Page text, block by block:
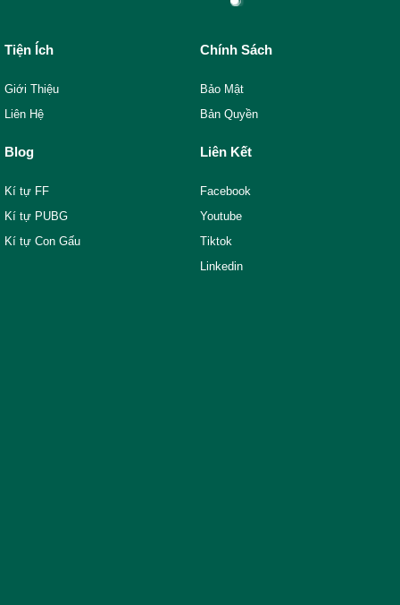
Tiện Ích
Giới Thiệu
Liên Hệ
Chính Sách
Bảo Mật
Bản Quyền
Blog
Kí tự FF
Kí tự PUBG
Kí tự Con Gấu
Liên Kết
Facebook
Youtube
Tiktok
Linkedin